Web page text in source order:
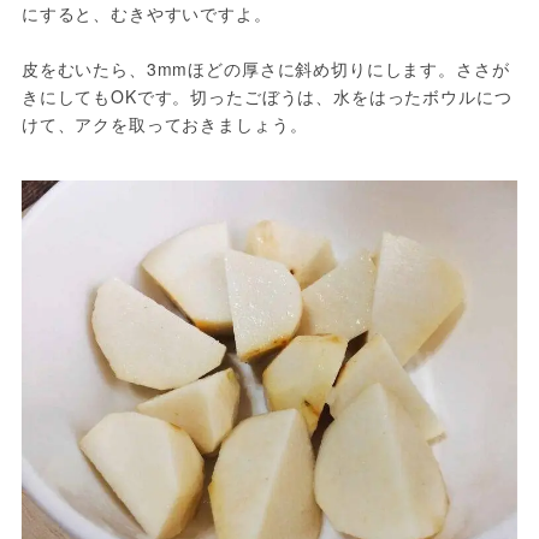
にすると、むきやすいですよ。
皮をむいたら、3mmほどの厚さに斜め切りにします。ささが
きにしてもOKです。切ったごぼうは、水をはったボウルにつ
けて、アクを取っておきましょう。